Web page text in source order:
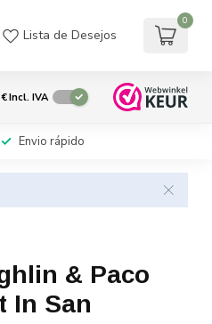
Lista de Desejos
0
€Incl. IVA
Envio rápido
& Paco
In San